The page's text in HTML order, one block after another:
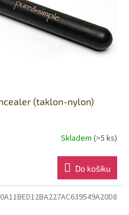
(taklon-nylon)
Skladem (>5 ks)
Do košíku